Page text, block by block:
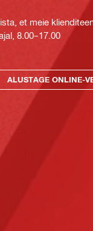
et meie
8.00–17.00
ALUSTAGE ONLINE-